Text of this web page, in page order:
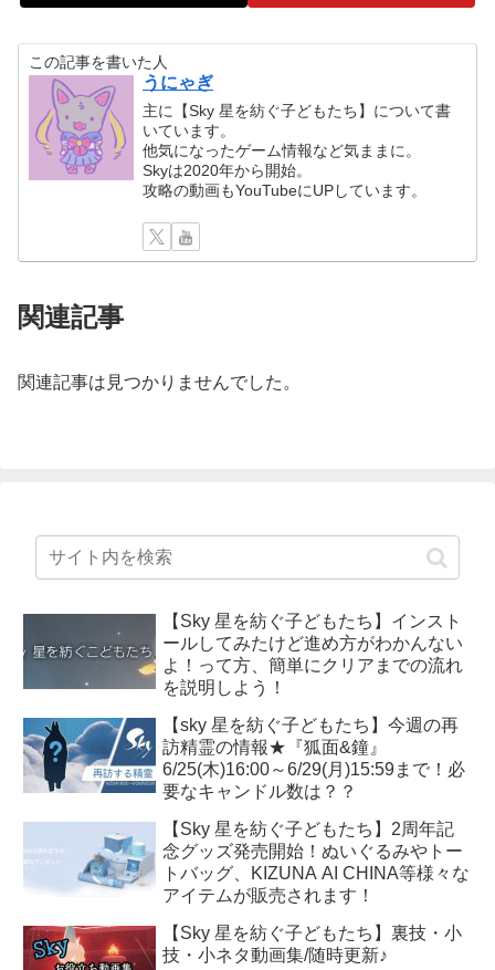
この記事を書いた人
うにゃぎ
主に【Sky 星を紡ぐ子どもたち】について書
いています。
他気になったゲーム情報など気ままに。
Skyは2020年から開始。
攻略の動画もYouTubeにUPしています。
関連記事
関連記事は見つかりませんでした。
【Sky 星を紡ぐ子どもたち】インスト
ールしてみたけど進め方がわかんない
よ！って方、簡単にクリアまでの流れ
を説明しよう！
【sky 星を紡ぐ子どもたち】今週の再
訪精霊の情報★『狐面&鐘』
6/25(木)16:00～6/29(月)15:59まで！必
要なキャンドル数は？？
【Sky 星を紡ぐ子どもたち】2周年記
念グッズ発売開始！ぬいぐるみやトー
トバッグ、KIZUNA AI CHINA等様々な
アイテムが販売されます！
【Sky 星を紡ぐ子どもたち】裏技・小
技・小ネタ動画集/随時更新♪